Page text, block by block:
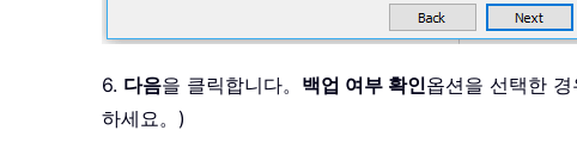
6. 다음을 클릭합니다。 백업 여부 확인옵션을 선택한 경
하세요。)